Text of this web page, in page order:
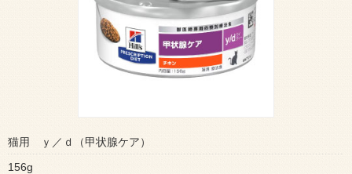
猫用 ｙ／ｄ（甲状腺ケア）
156g